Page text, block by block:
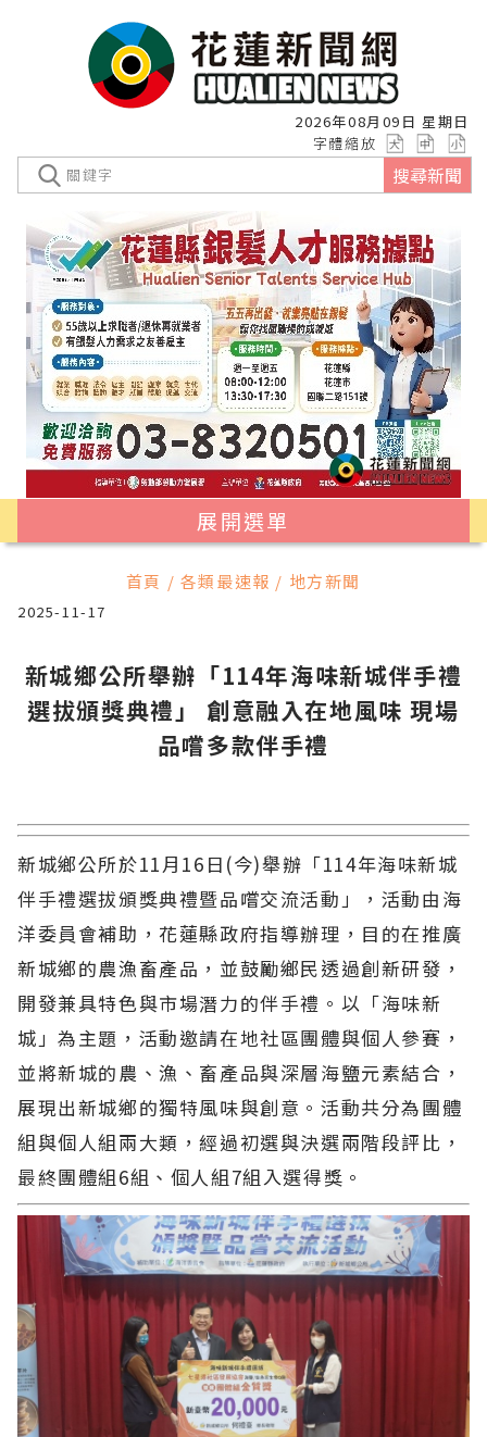
2026年08月09日 星期日
字體縮放
搜尋新聞
展開選單
首頁 / 各類最速報 / 地方新聞
2025-11-17
新城鄉公所舉辦「114年海味新城伴手禮
選拔頒獎典禮」 創意融入在地風味 現場
品嚐多款伴手禮
新城鄉公所於11月16日(今)舉辦「114年海味新城
伴手禮選拔頒獎典禮暨品嚐交流活動」，活動由海
洋委員會補助，花蓮縣政府指導辦理，目的在推廣
新城鄉的農漁畜產品，並鼓勵鄉民透過創新研發，
開發兼具特色與市場潛力的伴手禮。以「海味新
城」為主題，活動邀請在地社區團體與個人參賽，
並將新城的農、漁、畜產品與深層海鹽元素結合，
展現出新城鄉的獨特風味與創意。活動共分為團體
組與個人組兩大類，經過初選與決選兩階段評比，
最終團體組6組、個人組7組入選得獎。